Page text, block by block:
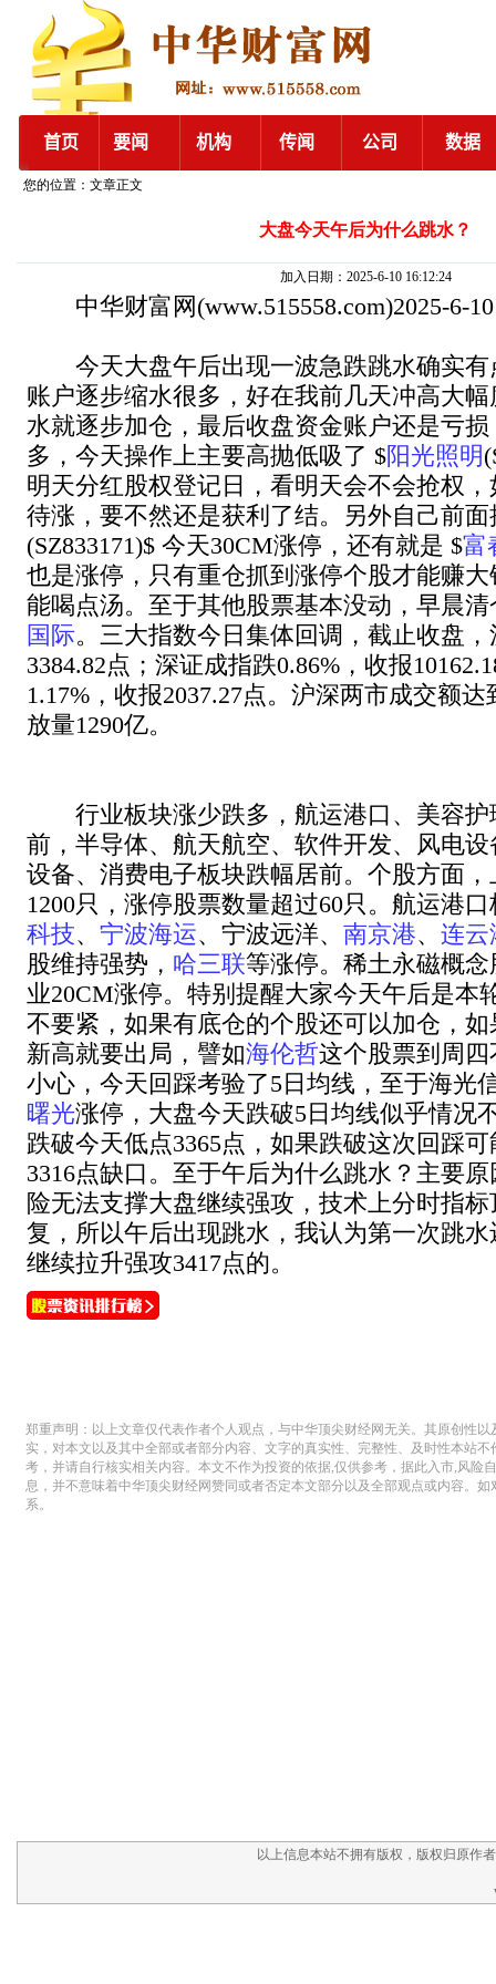
您的位置：文章正文
大盘今天午后为什么跳水？
加入日期：2025-6-10 16:12:24
中华财富网 (www.515558.com)2025-6-
今天大盘午后出现一波急跌跳水确实有
账户逐步缩水很多，好在我前几天冲高大
水就逐步加仓，最后收盘资金账户还是亏
多，今天操作上主要高抛低吸了 $阳光照明
明天分红股权登记日，看明天会不会抢权
待涨，要不然还是获利了结。另外自己前
(SZ833171)$ 今天30CM涨停，还有就是 $富
也是涨停，只有重仓抓到涨停个股才能赚
能喝点汤。至于其他股票基本没动，早晨清
国际。三大指数今日集体回调，截止收盘，
3384.82点；深证成指跌0.86%，收报
1.17%，收报2037.27点。沪深两市成交额
放量1290亿。
行业板块涨少跌多，航运港口、美容护
前，半导体、航天航空、软件开发、风电
设备、消费电子板块跌幅居前。个股方面
1200只，涨停股票数量超过60只。航运港
科技、 宁波海运、宁波远洋、 南京港、 连云
股维持强势， 哈三联等涨停。稀土永磁概
业20CM涨停。特别提醒大家今天午后是本
不要紧，如果有底仓的个股还可以加仓，
新高就要出局，譬如海伦哲这个股票到周
小心，今天回踩考验了5日均线，至于海光
曙光涨停，大盘今天跌破5日均线似乎情况
跌破今天低点3365点，如果跌破这次回踩
3316点缺口。至于午后为什么跳水？主要
险无法支撑大盘继续强攻，技术上分时指
复，所以午后出现跳水，我认为第一次跳
继续拉升强攻3417点的。
以上信息本站不拥有版权，版权归原作